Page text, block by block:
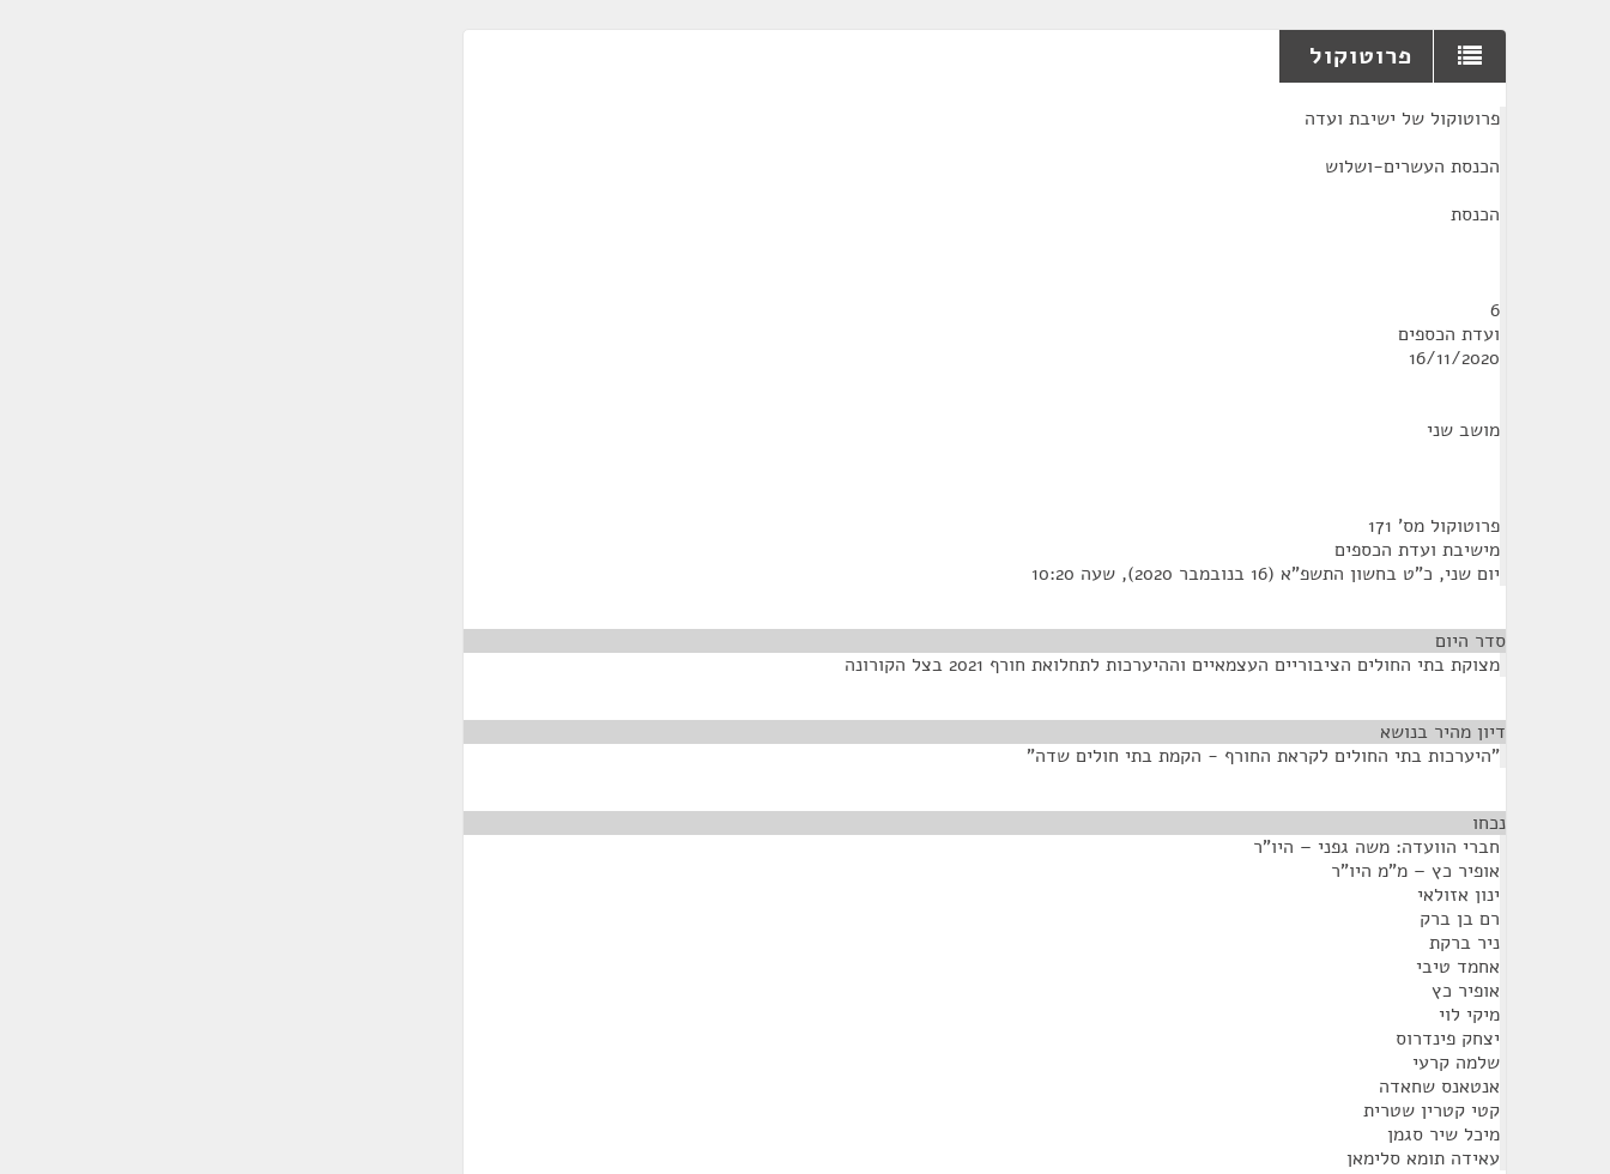
פרוטוקול
פרוטוקול של ישיבת ועדה
הכנסת העשרים-ושלוש
הכנסת
6
ועדת הכספים
16/11/2020
מושב שני
פרוטוקול מס' 171
מישיבת ועדת הכספים
יום שני, כ"ט בחשון התשפ"א (16 בנובמבר 2020), שעה 10:20
סדר היום
מצוקת בתי החולים הציבוריים העצמאיים וההיערכות לתחלואת חורף 2021 בצל הקורונה
דיון מהיר בנושא
"היערכות בתי החולים לקראת החורף - הקמת בתי חולים שדה"
נכחו
חברי הוועדה: משה גפני – היו"ר
אופיר כץ – מ"מ היו"ר
ינון אזולאי
רם בן ברק
ניר ברקת
אחמד טיבי
אופיר כץ
מיקי לוי
יצחק פינדרוס
שלמה קרעי
אנטאנס שחאדה
קטי קטרין שטרית
מיכל שיר סגמן
עאידה תומא סלימאן